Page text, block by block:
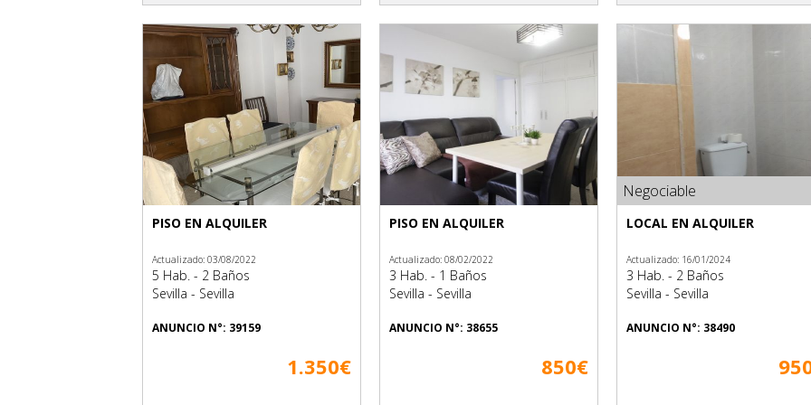
PISO EN ALQUILER
Actualizado: 03/08/2022
5 Hab. - 2 Baños
Sevilla - Sevilla
ANUNCIO N°: 39159
1.350€
PISO EN ALQUILER
Actualizado: 08/02/2022
3 Hab. - 1 Baños
Sevilla - Sevilla
ANUNCIO N°: 38655
850€
LOCAL EN ALQUILER
Actualizado: 16/01/2024
3 Hab. - 2 Baños
Sevilla - Sevilla
ANUNCIO N°: 38490
Negociable